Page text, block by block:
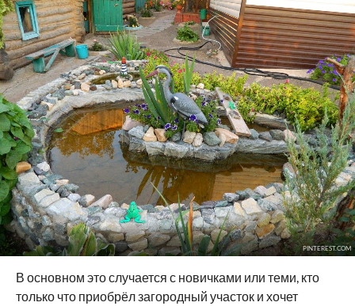
PINTEREST.COM
В основном это случается с новичками или теми, кто
только что приобрёл загородный участок и хочет